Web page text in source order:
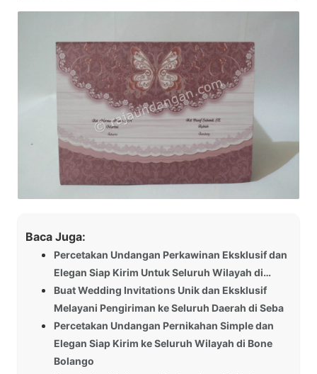
Baca Juga:
Percetakan Undangan Perkawinan Eksklusif dan
Elegan Siap Kirim Untuk Seluruh Wilayah di…
Buat Wedding Invitations Unik dan Eksklusif
Melayani Pengiriman ke Seluruh Daerah di Seba
Percetakan Undangan Pernikahan Simple dan
Elegan Siap Kirim ke Seluruh Wilayah di Bone
Bolango